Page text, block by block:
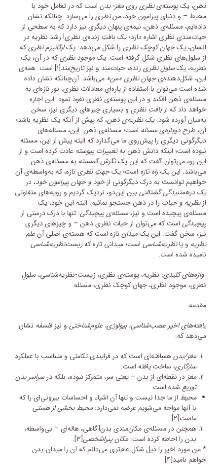
ذهن، یکپوسته‌ی نظری رویمغز- بدن است که در تعامل خود با
محیط – و دنیای پیرامون خود،منِ نظری را می‌سازد. چنانکه نشان
داده‌ایم، مسئله‌ی ذهن، نیمه‌ی‌ پنهان دیگری نیز دارد که به سطحی از
حیات‌مندی نظری اشاره دارد؛ یک بافتِ زنده‌ی نظری! رشد نظریه در
انسان، یکجهان کوچک نظری را شکل می‌دهد: یکارگانیزم نظریکه
از سلول‌های نظری شکل گرفته است. یکموجود نظریکه در آن، یک
نظریه، یکسلولِ نظری زنده، حیات‌مند و نیزتاریخ‌مند[۱] است. همه‌ی
این، شکل‌دهنده‌یجهانِ نظری «من» می‌باشد. آن‌چنانکه نشان داده
شده است می‌توان با استفاده از پاره‌ای معادلات نظری، نور تازه‌ای به
مسئله‌ی ذهن افکند و در این پوسته‌ی نظری نفوذ نمود. این اجازه
خواهد داد که ازبافتِ نظری و بسیاری چیزهای دیگری نیز، سخن
به‌میان آورده شود:یک نظریه‌ی ذهن، که پیش از آنکه یک نظریه باشد؛
آن،طرح دوباره‌ی مسئله است؛ مسئله‌ی ذهن. این، مسئله‌های
دیگرگونی دیگری را پیش‌روی ما می‌گذارد که البته پیش از این، مسئله
نبوده است؛ اینکه دانش ذهن بهتغییرات پیوسته عادت کرده است و از
این رو، می‌توان گفت که این یکنگرش گسسته به مسئله‌ی ذهن
می‌باشد. اینیک راه تازه است؛ یکجهتِ نظریتازه، که به‌واسطه‌ی آن
خواهیم توانست به درک دیگرگونی ازخود و جهان پیرامون خود، در
یک درهمتنیدگی گشتالتی بین این‌دو، نزدیک گردیم و رویه‌های متفاوتی
ازنظریه و حیات را در ذهن جستجو نمائیم. البته این خود، یک
مسئله‌ی پیچیده است و نیز،مسئله‌ی پیچیدگی: تنها با درک درستی از
پیچیدگی است که می‌توان از حیات نظری ذهن – و چیزهای دیگری
نیز، سخن گفت. این یکمیدانتازه است که هسته‌ی اصلی آنعلم
نظریه و یانظریه‌شناسی است؛ میدانی تازه کهزیست‌نظریه‌شناسی
نامیده شده است.
واژه‌های کلیدی: نظریه، پوسته‌ی نظری، زیست-نظریه‌شناسی، سلولِ
نظری، موجود نظری، جهانِ کوچک نظری، مسئله.
مقدمه
یافته‌های اخیر عصب‌شناسی، بیولوژی، علوم‌شناختی و نیز فلسفه نشان
می‌دهد که:
مغز/بدنهمبافته‌ای‌ است که در فرایندی تکاملی و متناسب با عملکردِ
سازگاری، ساخت یافته‌ است.
مغز در نقطه‌ای از بدن – یعنی سر، متمرکز نبوده، بلکه در سراسر بدن
توزیع شده است.
محیط از ما جدا نیست و تنها آن اشیاء و احساسات بیرونی‌ای را که
با آنها مواجه می‌شویم عرضه نمی‌دارد: محیط بخشی از هستی
ماست[۲]
همچنن در مسئله‌ی مکان‌مندی بدن‌آگاهی، هاله‌ای – بی‌واسطه،
بدن را احاطه کرده است: مکان پیراشخصی[۳]
.
* من مورد اخیر را ذیل شکل عام‌تری می‌دانم که آن را میدان-بدن
خواهم نامید[۴]